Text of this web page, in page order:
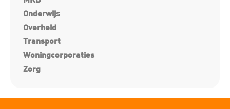
Onderwijs
Overheid
Transport
Woningcorporaties
Zorg